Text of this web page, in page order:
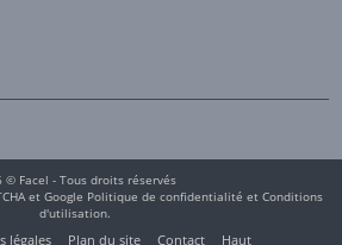
© Facel - Tous droits réservés
et Google Politique de confidentialité et Conditions
d'utilisation.
légales Plan du site Contact Haut